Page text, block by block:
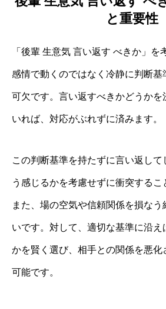
と重要性
「後輩 生意気 言い返す べきか」を
感情で動くのではなく冷静に判断基
可欠です。言い返すべきかどうかを
いれば、対応がぶれずに済みます。
この判断基準を持たずに言い返し
う感じるかを考慮せずに衝突するこ
また、場の空気や信頼関係を損な
いです。対して、適切な基準に沿え
かを賢く選び、相手との関係を悪化
可能です。